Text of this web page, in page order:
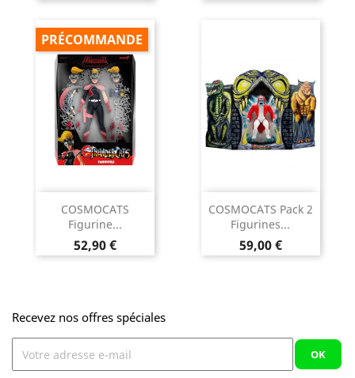
COSMOCATS
Figurine...
Prix
52,90 €
PRÉCOMMANDE
COSMOCATS Pack 2
Figurines...
Prix
59,00 €
Recevez nos offres spéciales